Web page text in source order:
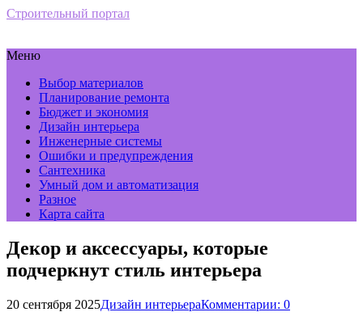
Строительный портал
Меню
Выбор материалов
Планирование ремонта
Бюджет и экономия
Дизайн интерьера
Инженерные системы
Ошибки и предупреждения
Сантехника
Умный дом и автоматизация
Разное
Карта сайта
Декор и аксессуары, которые
подчеркнут стиль интерьера
20 сентября 2025Дизайн интерьераКомментарии: 0